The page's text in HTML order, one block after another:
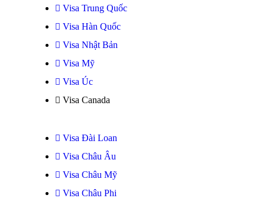
Visa Trung Quốc
Visa Hàn Quốc
Visa Nhật Bản
Visa Mỹ
Visa Úc
Visa Canada
Visa Đài Loan
Visa Châu Âu
Visa Châu Mỹ
Visa Châu Phi